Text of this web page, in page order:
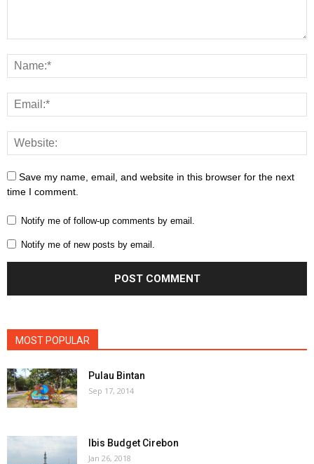
Save my name, email, and website in this browser for the next
time I comment.
Notify me of follow-up comments by email.
Notify me of new posts by email.
MOST POPULAR
Pulau Bintan
Sep 17, 2014
Ibis Budget Cirebon
Jan 26, 2018